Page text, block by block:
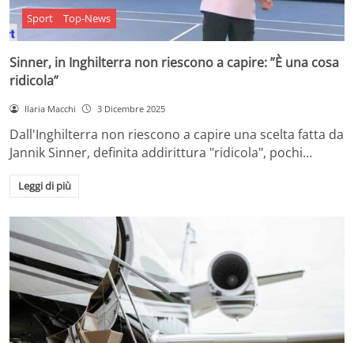
Sport Top-News
Sinner, in Inghilterra non riescono a capire: ”È una cosa
ridicola”
Ilaria Macchi 3 Dicembre 2025
Dall'Inghilterra non riescono a capire una scelta fatta da
Jannik Sinner, definita addirittura "ridicola", pochi…
Leggi di più